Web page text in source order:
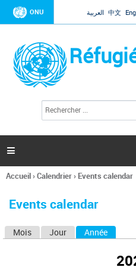
Jump to
ONU العربية 中文
l
c
h
e

Vous
ici
Accueil›Calendrier› Events calendar
Events calendar
Mois Jour Année